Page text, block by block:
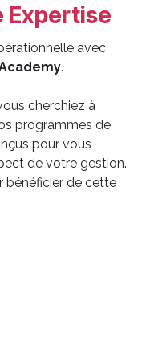
Expertise
avec
.
cherchiez à
programmes de
pour vous
de votre gestion.
bénéficier de cette